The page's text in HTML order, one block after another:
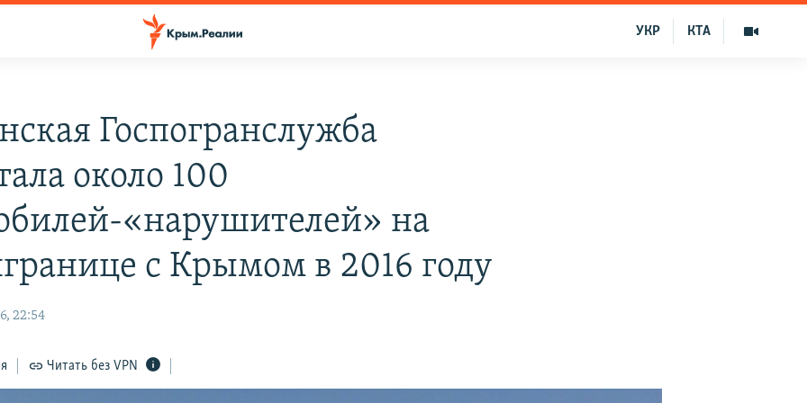
КТА
УКР
Госпогранслужба
около 100
«нарушителей» на
с Крымом в 2016 году
22:54
Читать без VPN